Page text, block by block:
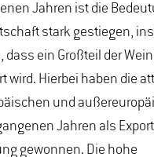
Jahren ist die
stark gestiegen,
dass ein Großteil der
wird. Hierbei haben die
und
Jahren als
gewonnen. Die hohe